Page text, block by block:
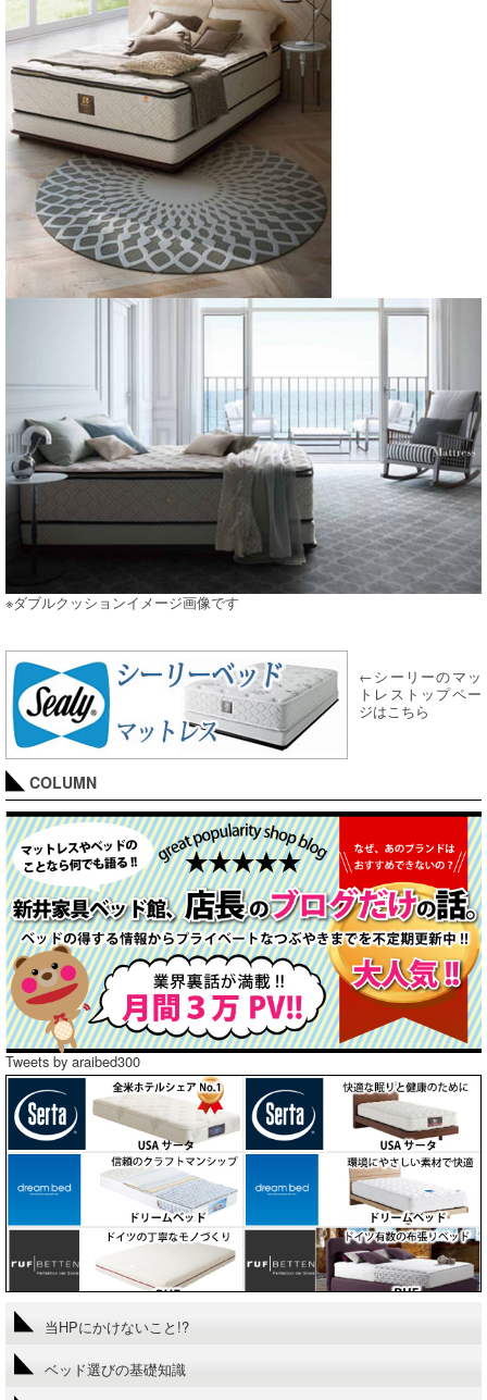
※ダブルクッションイメージ画像です
←シーリーのマッ
トレストップペー
ジはこちら
COLUMN
Tweets by araibed300
当HPにかけないこと!?
ベッド選びの基礎知識